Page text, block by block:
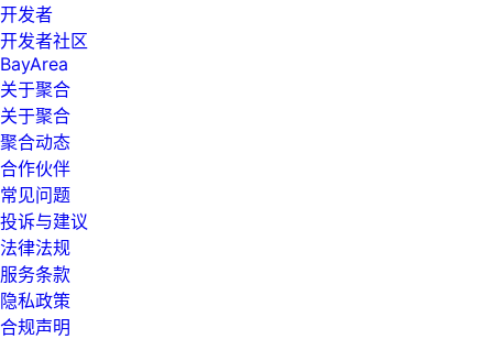
开发者
开发者社区
BayArea
关于聚合
关于聚合
聚合动态
合作伙伴
常见问题
投诉与建议
法律法规
服务条款
隐私政策
合规声明